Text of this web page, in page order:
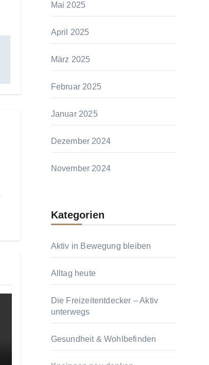
Mai 2025
April 2025
März 2025
Februar 2025
Januar 2025
Dezember 2024
November 2024
Kategorien
Aktiv in Bewegung bleiben
Alltag heute
Die Freizeitentdecker – Aktiv
unterwegs
Gesundheit & Wohlbefinden